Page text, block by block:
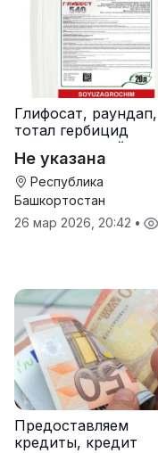
Глифосат, раундап,
тотал гербицид
сплошного действия
Не указана
Республика
Башкортостан
26 мар 2026, 20:42 •
Предоставляем
кредиты, кредит